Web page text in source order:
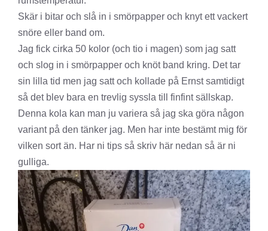
Skär i bitar och slå in i smörpapper och knyt ett vackert
snöre eller band om.
Jag fick cirka 50 kolor (och tio i magen) som jag satt
och slog in i smörpapper och knöt band kring. Det tar
sin lilla tid men jag satt och kollade på Ernst samtidigt
så det blev bara en trevlig syssla till finfint sällskap.
Denna kola kan man ju variera så jag ska göra någon
variant på den tänker jag. Men har inte bestämt mig för
vilken sort än. Har ni tips så skriv här nedan så är ni
gulliga.